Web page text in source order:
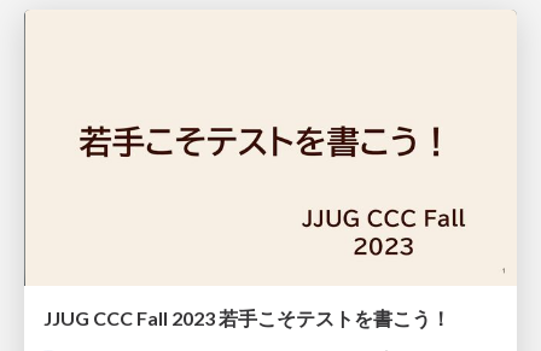
JJUG CCC Fall 2023 若手こそテストを書こう！